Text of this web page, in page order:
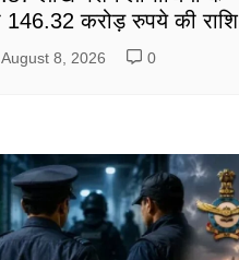
146.32 करोड़ रुपये की राशि
August 8, 2026 0